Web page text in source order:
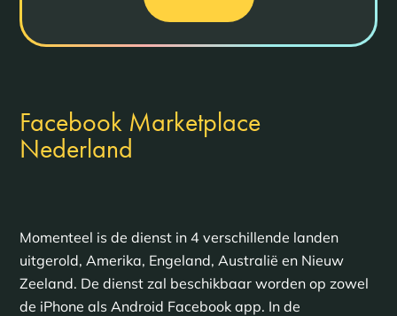
Facebook Marketplace
Nederland
Momenteel is de dienst in 4 verschillende landen
uitgerold, Amerika, Engeland, Australië en Nieuw
Zeeland. De dienst zal beschikbaar worden op zowel
de iPhone als Android Facebook app. In de